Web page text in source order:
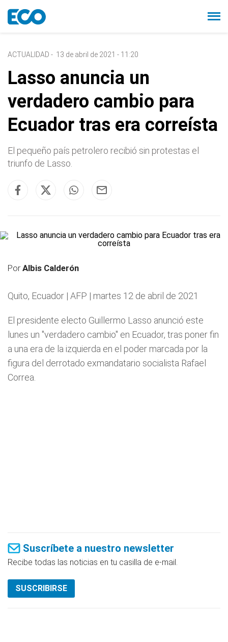
ACTUALIDAD - 13 de abril de 2021 - 11:20
Lasso anuncia un
verdadero cambio para
Ecuador tras era correísta
El pequeño país petrolero recibió sin protestas el
triunfo de Lasso.
PorAlbis Calderón
Quito, Ecuador | AFP | martes 12 de abril de 2021
El presidente electo Guillermo Lasso anunció este
lunes un "verdadero cambio" en Ecuador, tras poner fin
a una era de la izquierda en el poder marcada por la
figura del derrotado exmandatario socialista Rafael
Correa.
Suscríbete a nuestro newsletter
Recibe todas las noticias en tu casilla de e-mail.
SUSCRIBIRSE